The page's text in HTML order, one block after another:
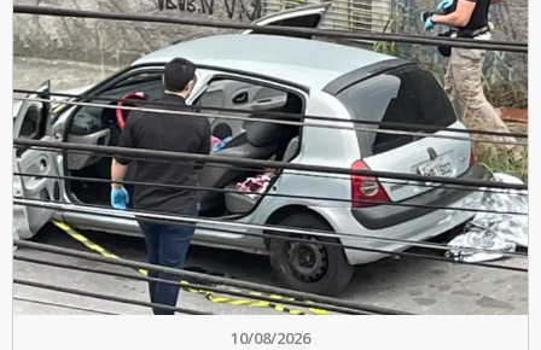
10/08/2026